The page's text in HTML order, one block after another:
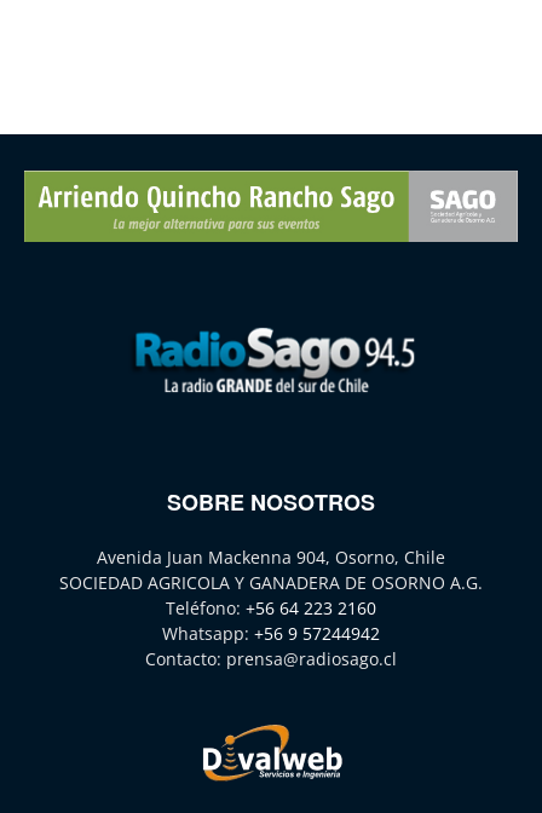
SOBRE NOSOTROS
Avenida Juan Mackenna 904, Osorno, Chile
SOCIEDAD AGRICOLA Y GANADERA DE OSORNO A.G.
Teléfono: +56 64 223 2160
Whatsapp: +56 9 57244942
Contacto: prensa@radiosago.cl